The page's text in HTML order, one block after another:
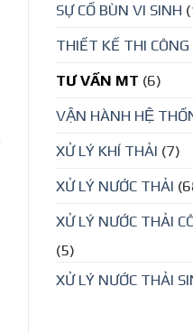
SỰ CỐ BÙN VI SINH
THIẾT KẾ THI
TƯ VẤN MT (6)
VẬN HÀNH HỆ
XỬ LÝ KHÍ THẢI (7)
XỬ LÝ NƯỚC THẢI
XỬ LÝ NƯỚC THẢI
(5)
XỬ LÝ NƯỚC THẢI